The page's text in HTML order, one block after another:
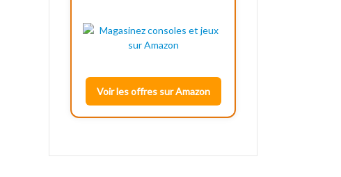
Voir les offres sur Amazon